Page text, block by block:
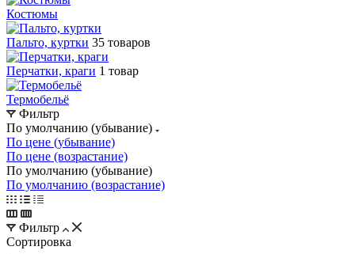
Костюмы
Пальто, куртки 35 товаров
Перчатки, краги 1 товар
Термобельё
Фильтр
По умолчанию (убывание)
По цене (убывание)
По цене (возрастание)
По умолчанию (убывание)
По умолчанию (возрастание)
Фильтр
Сортировка